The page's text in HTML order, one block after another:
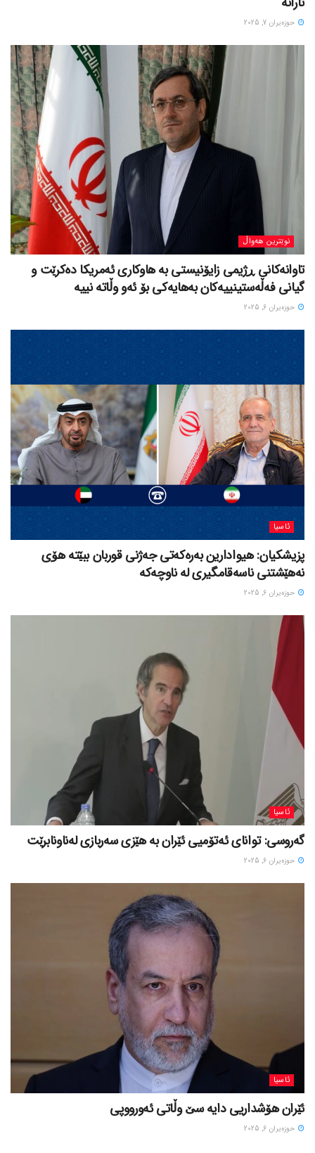
حوزه‌یران 7, 2025
نوێترین هەواڵ
تاوانەکانی ڕژیمی زایۆنیستی بە هاوکاری ئەمریکا دەکرێت و
گیانی فەڵەستینییەکان بەهایەکی بۆ ئەو وڵاتە نییە
حوزه‌یران 6, 2025
ئاسیا
پزیشکیان: هیوادارین بەرەکەتی جەژنی قوربان ببێتە هۆی
نەهێشتنی ناسەقامگیری لە ناوچەکە
حوزه‌یران 6, 2025
ئاسیا
گەروسی: توانای ئەتۆمیی ئێران بە هێزی سەربازی لەناونابرێت
حوزه‌یران 6, 2025
ئاسیا
ئێران هۆشداریی دایە سێ وڵاتی ئەورووپی
حوزه‌یران 6, 2025